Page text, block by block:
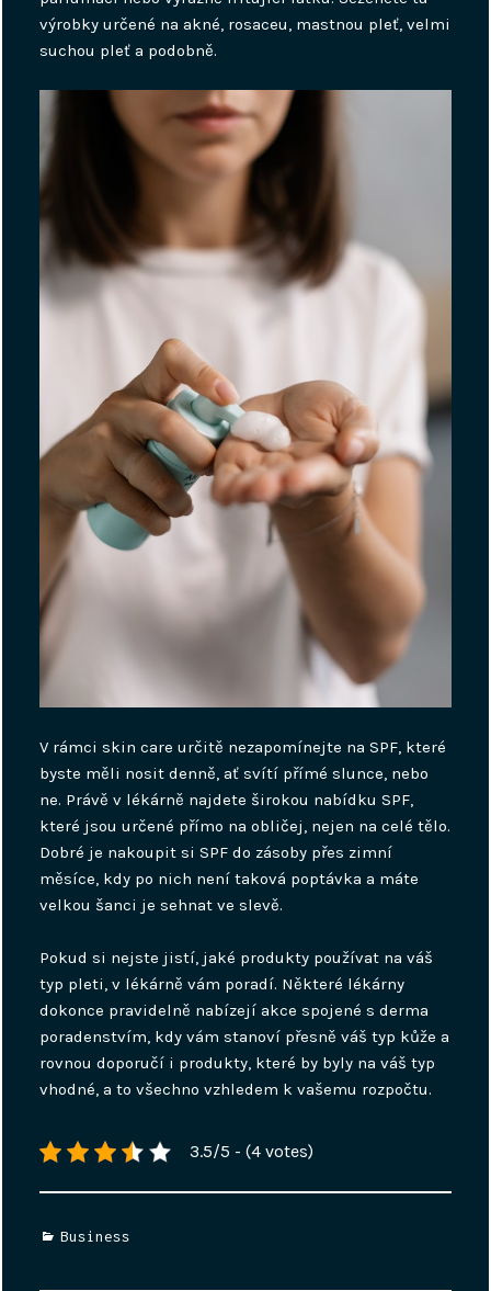
výrobky určené na akné, rosaceu, mastnou pleť, velmi
suchou pleť a podobně.
V rámci skin care určitě nezapomínejte na SPF, které
byste měli nosit denně, ať svítí přímé slunce, nebo
ne. Právě v lékárně najdete širokou nabídku SPF,
které jsou určené přímo na obličej, nejen na celé tělo.
Dobré je nakoupit si SPF do zásoby přes zimní
měsíce, kdy po nich není taková poptávka a máte
velkou šanci je sehnat ve slevě.
Pokud si nejste jistí, jaké produkty používat na váš
typ pleti, v lékárně vám poradí. Některé lékárny
dokonce pravidelně nabízejí akce spojené s derma
poradenstvím, kdy vám stanoví přesně váš typ kůže a
rovnou doporučí i produkty, které by byly na váš typ
vhodné, a to všechno vzhledem k vašemu rozpočtu.
3.5/5 - (4 votes)
Categories
Business